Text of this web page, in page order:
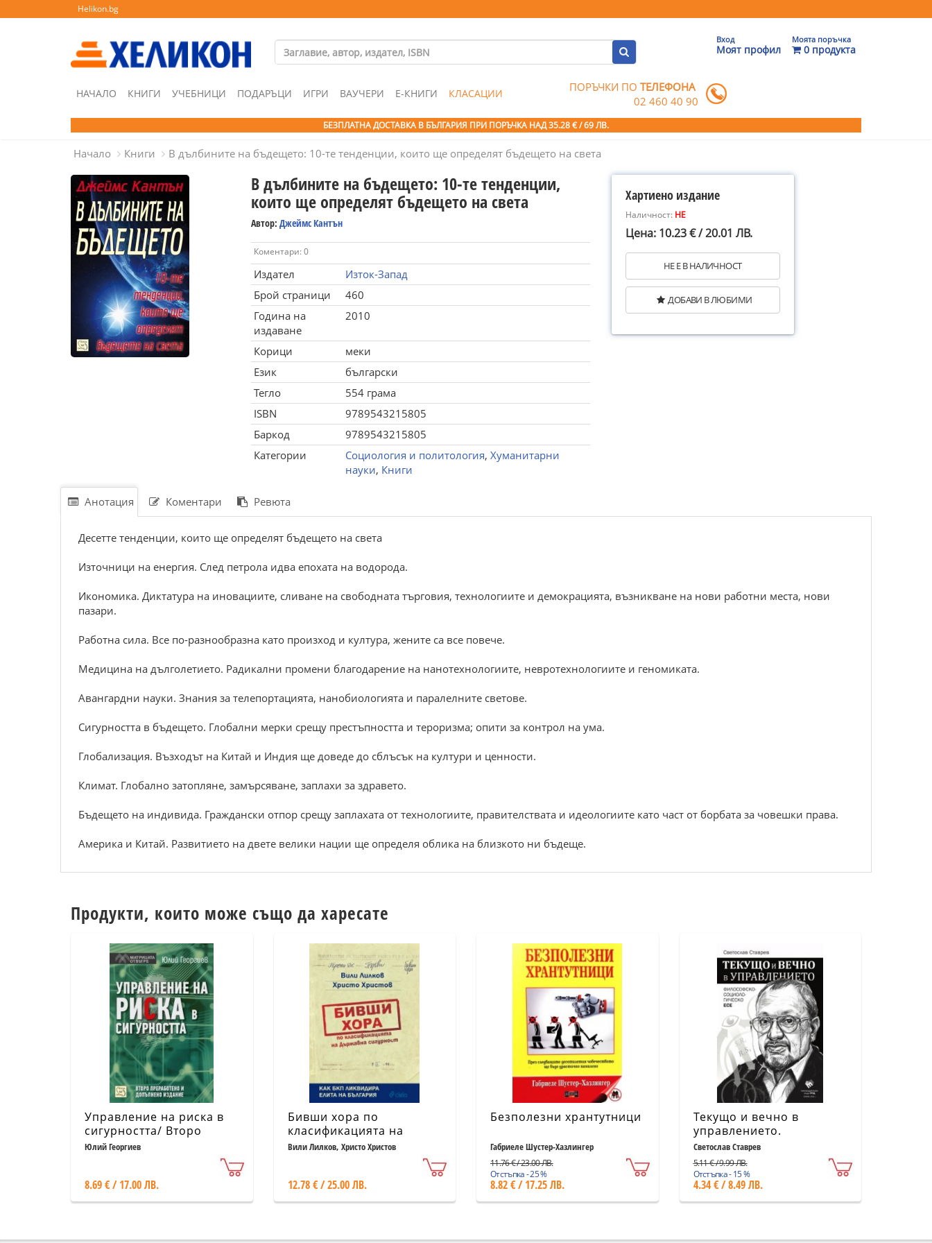
Helikon.bg
Вход
Моят профил
Моята поръчка
0 продукта
НАЧАЛО КНИГИ УЧЕБНИЦИ ПОДАРЪЦИ ИГРИ ВАУЧЕРИ Е-КНИГИ КЛАСАЦИИ ПОРЪЧКИ ПОТЕЛЕФОНА
02 460 40 90
БЕЗПЛАТНА ДОСТАВКА В БЪЛГАРИЯ ПРИ ПОРЪЧКА НАД 35.28 € / 69 ЛВ.
Начало Книги В дълбините на бъдещето: 10-те тенденции, които ще определят бъдещето на света
В дълбините на бъдещето: 10-те тенденции,
които ще определят бъдещето на света
Автор: Джеймс Кантън
Коментари: 0
Издател
Изток-Запад
Брой страници
460
Година на
издаване
2010
Корици
меки
Език
български
Тегло
554 грама
ISBN
9789543215805
Баркод
9789543215805
Категории
Социология и политология, Хуманитарни
науки, Книги
Хартиено издание
Наличност: НЕ
Цена: 10.23 € / 20.01 ЛВ.
НЕ Е В НАЛИЧНОСТ
ДОБАВИ В ЛЮБИМИ
Анотация Коментари Ревюта
Десетте тенденции, които ще определят бъдещето на света
Източници на енергия. След петрола идва епохата на водорода.
Икономика. Диктатура на иновациите, сливане на свободната търговия, технологиите и демокрацията, възникване на нови работни места, нови
пазари.
Работна сила. Все по-разнообразна като произход и култура, жените са все повече.
Медицина на дълголетието. Радикални промени благодарение на нанотехнологиите, невротехнологиите и геномиката.
Авангардни науки. Знания за телепортацията, нанобиологията и паралелните светове.
Сигурността в бъдещето. Глобални мерки срещу престъпността и тероризма; опити за контрол на ума.
Глобализация. Възходът на Китай и Индия ще доведе до сблъсък на култури и ценности.
Климат. Глобално затопляне, замърсяване, заплахи за здравето.
Бъдещето на индивида. Граждански отпор срещу заплахата от технологиите, правителствата и идеологиите като част от борбата за човешки права.
Америка и Китай. Развитието на двете велики нации ще определя облика на близкото ни бъдеще.
Продукти, които може също да харесате
Управление на риска в
сигурността/ Второ
преработено и
Юлий Георгиев
8.69 € / 17.00 ЛВ.
Бивши хора по
класификацията на
Държавна сигурност
Вили Лилков, Христо Христов
12.78 € / 25.00 ЛВ.
Безполезни хрантутници
Габриеле Шустер-Хазлингер
11.76 € / 23.00 ЛВ.
Отстъпка - 25 %
8.82 € / 17.25 ЛВ.
Текущо и вечно в
управлението.
Философско-
социологическо есе
Светослав Ставрев
5.11 € / 9.99 ЛВ.
Отстъпка - 15 %
4.34 € / 8.49 ЛВ.